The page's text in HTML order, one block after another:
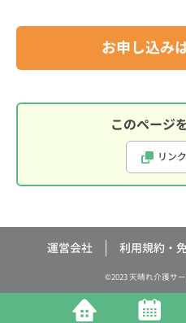
お申し込み
このページ
リン
運営会社 利用規約・
©2023 天晴れ介護サ